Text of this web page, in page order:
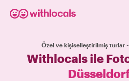
Özel ve kişiselleştirilmiş turlar
Withlocals ile